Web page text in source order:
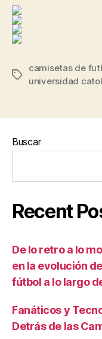
Etiquetas
camisetas de
universidad
Buscar
Recent
De lo retro a lo
en la evolución
fútbol a lo largo
Fanáticos y
Detrás de las